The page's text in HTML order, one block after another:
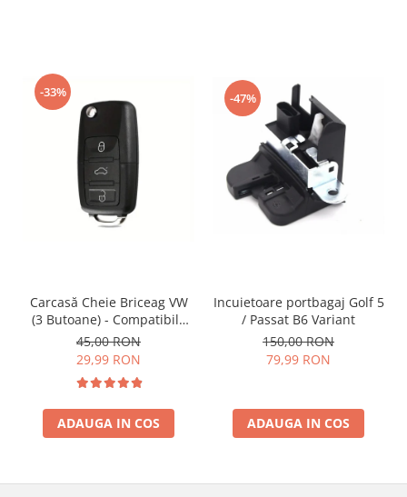
-33%
Carcasă Cheie Briceag VW
(3 Butoane) - Compatibilă
Golf 5, Jetta, Touran etc
45,00 RON
29,99 RON
ADAUGA IN COS
-47%
Incuietoare portbagaj Golf 5
/ Passat B6 Variant
150,00 RON
79,99 RON
ADAUGA IN COS